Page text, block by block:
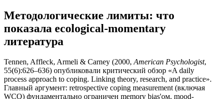
Методологические лимиты: что
показала ecological-momentary
литература
Tennen, Affleck, Armeli & Carney (2000, American Psychologist,
55(6):626–636) опубликовали критический обзор «A daily
process approach to coping. Linking theory, research, and practice».
Главный аргумент: retrospective coping measurement (включая
WCQ) фундаментально ограничен memory bias'ом, mood-